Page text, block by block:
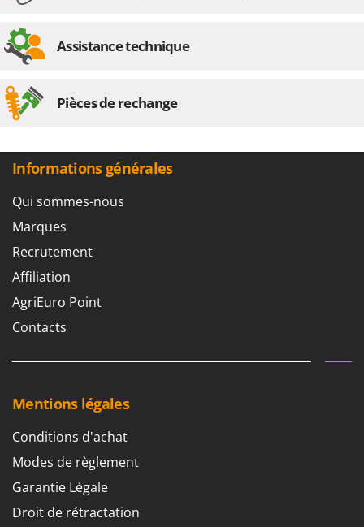
Assistance technique
Pièces de rechange
Informations générales
Qui sommes-nous
Marques
Recrutement
Affiliation
AgriEuro Point
Contacts
Mentions légales
Conditions d'achat
Modes de règlement
Garantie Légale
Droit de rétractation